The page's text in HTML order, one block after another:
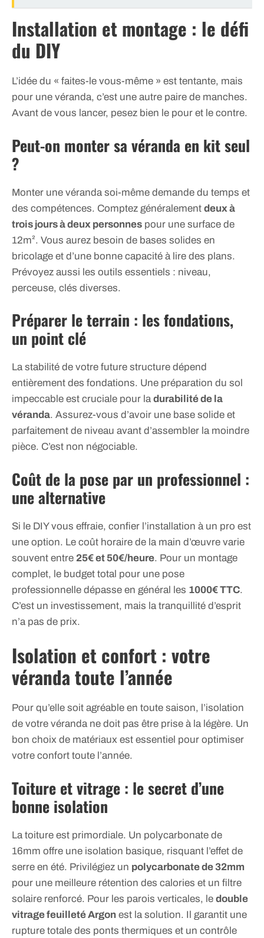
Installation et montage : le défi
du DIY
L’idée du « faites-le vous-même » est tentante, mais
pour une véranda, c’est une autre paire de manches.
Avant de vous lancer, pesez bien le pour et le contre.
Peut-on monter sa véranda en kit seul
?
Monter une véranda soi-même demande du temps et
des compétences. Comptez généralement deux à
trois jours à deux personnes pour une surface de
12m². Vous aurez besoin de bases solides en
bricolage et d’une bonne capacité à lire des plans.
Prévoyez aussi les outils essentiels : niveau,
perceuse, clés diverses.
Préparer le terrain : les fondations,
un point clé
La stabilité de votre future structure dépend
entièrement des fondations. Une préparation du sol
impeccable est cruciale pour ladurabilité de la
véranda. Assurez-vous d’avoir une base solide et
parfaitement de niveau avant d’assembler la moindre
pièce. C’est non négociable.
Coût de la pose par un professionnel :
une alternative
Si le DIY vous effraie, confier l’installation à un pro est
une option. Le coût horaire de la main d’œuvre varie
souvent entre 25€ et 50€/heure. Pour un montage
complet, le budget total pour une pose
professionnelle dépasse en général les 1000€ TTC.
C’est un investissement, mais la tranquillité d’esprit
n’a pas de prix.
Isolation et confort : votre
véranda toute l’année
Pour qu’elle soit agréable en toute saison, l’isolation
de votre véranda ne doit pas être prise à la légère. Un
bon choix de matériaux est essentiel pour optimiser
votre confort toute l’année.
Toiture et vitrage : le secret d’une
bonne isolation
La toiture est primordiale. Un polycarbonate de
16mm offre une isolation basique, risquant l’effet de
serre en été. Privilégiez un polycarbonate de 32mm
pour une meilleure rétention des calories et un filtre
solaire renforcé. Pour les parois verticales, le double
vitrage feuilleté Argon est la solution. Il garantit une
rupture totale des ponts thermiques et un contrôle